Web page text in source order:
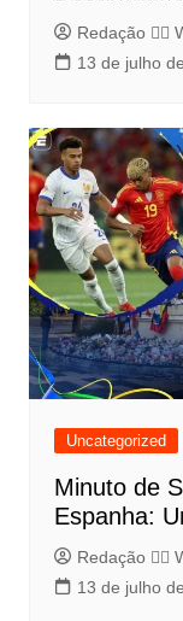
Redação 👨‍⚖️​
13 de julho
Uncategorized
Minuto de
Espanha:
Redação 👨‍⚖️​
13 de julho